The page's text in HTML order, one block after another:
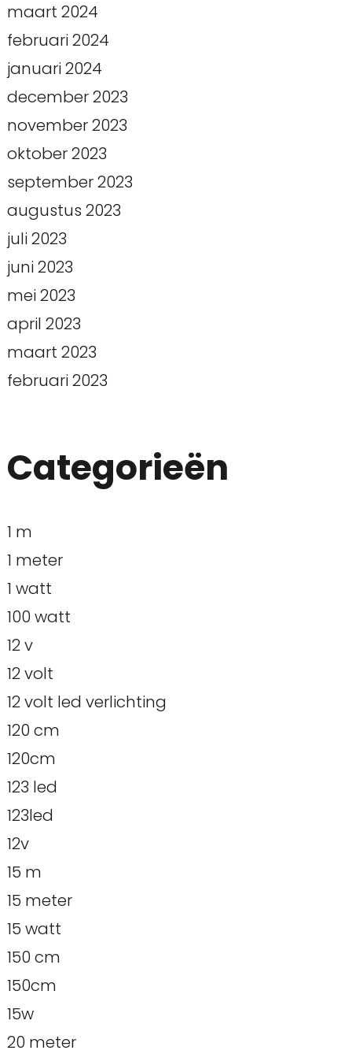
maart 2024
februari 2024
januari 2024
december 2023
november 2023
oktober 2023
september 2023
augustus 2023
juli 2023
juni 2023
mei 2023
april 2023
maart 2023
februari 2023
Categorieën
1 m
1 meter
1 watt
100 watt
12 v
12 volt
12 volt led verlichting
120 cm
120cm
123 led
123led
12v
15 m
15 meter
15 watt
150 cm
150cm
15w
20 meter